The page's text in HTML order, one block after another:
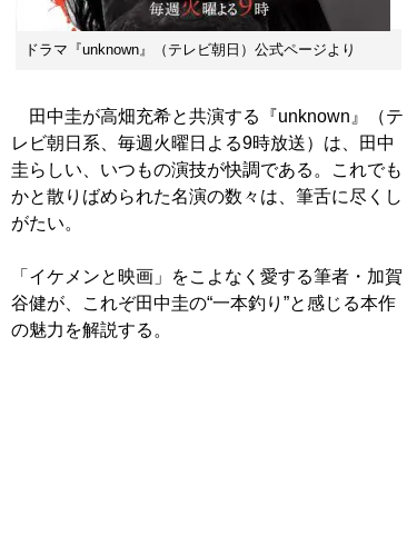
ドラマ『unknown』（テレビ朝日）公式ページより
田中圭が高畑充希と共演する『unknown』（テ
レビ朝日系、毎週火曜日よる9時放送）は、田中
圭らしい、いつもの演技が快調である。これでも
かと散りばめられた名演の数々は、筆舌に尽くし
がたい。
「イケメンと映画」をこよなく愛する筆者・加賀
谷健が、これぞ田中圭の“一本釣り”と感じる本作
の魅力を解説する。